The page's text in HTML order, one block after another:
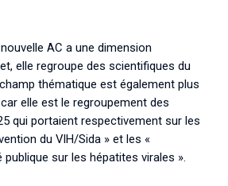
AC a une dimension
elle regroupe des scientifiques du
thématique est également plus
elle est le regroupement des
qui portaient respectivement sur les
du VIH/Sida » et les «
sur les hépatites virales ».